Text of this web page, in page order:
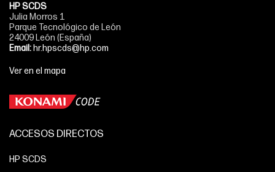
HP SCDS
Julia Morros 1
Parque Tecnológico de León
24009 León (España)
Email: hr.hpscds@hp.com
Ver en el mapa
ACCESOS DIRECTOS
HP SCDS